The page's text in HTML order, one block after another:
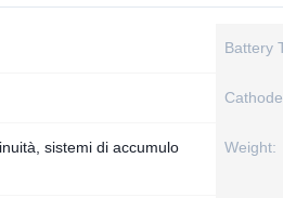
Battery
sistemi di accumulo
Weight: